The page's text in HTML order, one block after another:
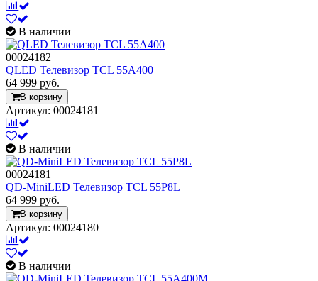
В наличии
00024182
QLED Телевизор TCL 55A400
64 999 руб.
В корзину
Артикул: 00024181
В наличии
00024181
QD-MiniLED Телевизор TCL 55P8L
64 999 руб.
В корзину
Артикул: 00024180
В наличии